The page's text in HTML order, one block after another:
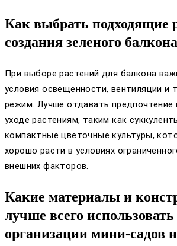
Как выбрать подходящие
создания зеленого
При выборе растений для балкона
условия освещенности, вентиляции и
режим. Лучше отдавать предпочтение
уходе растениям, таким как
компактные цветочные культуры,
хорошо расти в условиях
внешних факторов.
Какие материалы и
лучше всего
организации мини-садов